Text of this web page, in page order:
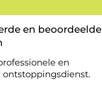
en beoordeelde
en